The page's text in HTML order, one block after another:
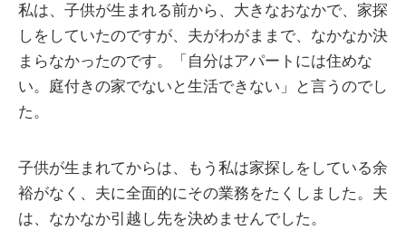
私は、子供が生まれる前から、大きなおなかで、家探
しをしていたのですが、夫がわがままで、なかなか決
まらなかったのです。「自分はアパートには住めな
い。庭付きの家でないと生活できない」と言うのでし
た。
子供が生まれてからは、もう私は家探しをしている余
裕がなく、夫に全面的にその業務をたくしました。夫
は、なかなか引越し先を決めませんでした。